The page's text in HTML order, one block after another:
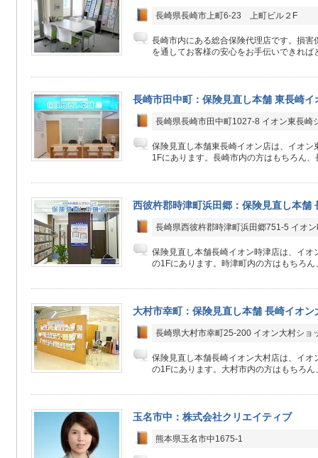
長崎県長崎市上町6-23 上町ビル２F
長崎市内にある総合保険代理店です。損害
を通してお客様の安心をお手伝いできれば
長崎市田中町：保険見直し本舗 東長崎イ
長崎県長崎市田中町1027-8 イオン東長崎
保険見直し本舗東長崎イオン店は、イオン
1Fにあります。長崎市内の方はもちろん
西彼杵郡時津町浜田郷：保険見直し本舗
長崎県西彼杵郡時津町浜田郷751-5 イオ
保険見直し本舗長崎イオン時津店は、イオ
の1Fにあります。時津町内の方はもちろ
大村市幸町：保険見直し本舗 長崎イオン
長崎県大村市幸町25-200 イオン大村ショ
保険見直し本舗長崎イオン大村店は、イオ
の1Fにあります。大村市内の方はもちろ
玉名市中：株式会社クリエイティブ
熊本県玉名市中1675-1